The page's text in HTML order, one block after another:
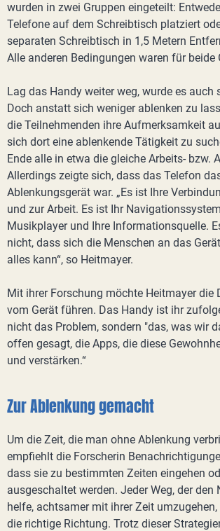
wurden in zwei Gruppen eingeteilt:
Telefone auf dem Schreibtisch platziert
separaten Schreibtisch in 1,5 Metern
Alle anderen Bedingungen waren für beide
Lag das Handy weiter weg, wurde es auch
Doch anstatt sich weniger ablenken zu
die Teilnehmenden ihre Aufmerksamkeit
sich dort eine ablenkende Tätigkeit zu
Ende alle in etwa die gleiche Arbeits- bzw.
Allerdings zeigte sich, dass das Telefon
Ablenkungsgerät war. „Es ist Ihre
und zur Arbeit. Es ist Ihr
Musikplayer und Ihre Informationsquelle.
nicht, dass sich die Menschen an das
alles kann“, so Heitmayer.
Mit ihrer Forschung möchte Heitmayer die
vom Gerät führen. Das Handy ist ihr
nicht das Problem, sondern "das, was wir
offen gesagt, die Apps, die diese
und verstärken.“
Zur Ablenkung gemacht
Um die Zeit, die man ohne Ablenkung
empfiehlt die Forscherin
dass sie zu bestimmten Zeiten eingehen
ausgeschaltet werden. Jeder Weg, der den
helfe, achtsamer mit ihrer Zeit
die richtige Richtung. Trotz dieser